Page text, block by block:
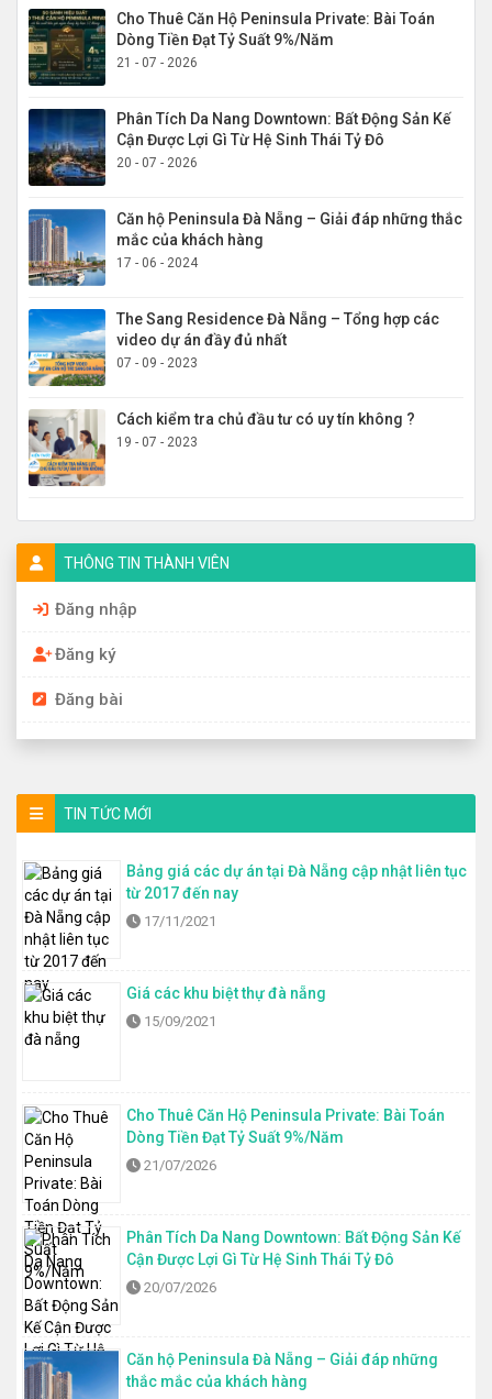
Cho Thuê Căn Hộ Peninsula Private: Bài Toán
Dòng Tiền Đạt Tỷ Suất 9%/Năm
21 - 07 - 2026
Phân Tích Da Nang Downtown: Bất Động Sản Kế
Cận Được Lợi Gì Từ Hệ Sinh Thái Tỷ Đô
20 - 07 - 2026
Căn hộ Peninsula Đà Nẵng – Giải đáp những thắc
mắc của khách hàng
17 - 06 - 2024
The Sang Residence Đà Nẵng – Tổng hợp các
video dự án đầy đủ nhất
07 - 09 - 2023
Cách kiểm tra chủ đầu tư có uy tín không ?
19 - 07 - 2023
THÔNG TIN THÀNH VIÊN
Đăng nhập
Đăng ký
Đăng bài
TIN TỨC MỚI
Bảng giá các dự án tại Đà Nẵng cập nhật liên tục
từ 2017 đến nay
17/11/2021
Giá các khu biệt thự đà nẵng
15/09/2021
Cho Thuê Căn Hộ Peninsula Private: Bài Toán
Dòng Tiền Đạt Tỷ Suất 9%/Năm
21/07/2026
Phân Tích Da Nang Downtown: Bất Động Sản Kế
Cận Được Lợi Gì Từ Hệ Sinh Thái Tỷ Đô
20/07/2026
Căn hộ Peninsula Đà Nẵng – Giải đáp những
thắc mắc của khách hàng